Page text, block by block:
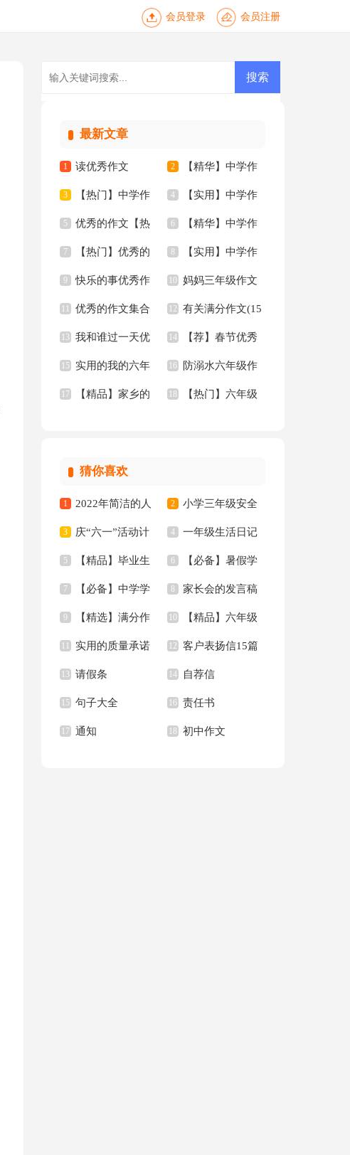
会员登录 会员注册
最新文章
1 读优秀作文 2 【精华】中学作
文四篇
3 【热门】中学作
文锦集六篇
4 【实用】中学作
文3篇
5 优秀的作文【热
门】
6 【精华】中学作
文5篇
7 【热门】优秀的
作文
8 【实用】中学作
文300字五篇
9 快乐的事优秀作
文
10 妈妈三年级作文
300字汇总九篇
11 优秀的作文集合
15篇
12 有关满分作文(15
篇)
13 我和谁过一天优
秀作文
14 【荐】春节优秀
作文
15 实用的我的六年
级小学作文10篇
16 防溺水六年级作
文
17 【精品】家乡的 18 【热门】六年级
猜你喜欢
1 2022年简洁的人
生哲理格言集合88条
2 小学三年级安全
工作总结
3 庆“六一”活动计
划
4 一年级生活日记
5 【精品】毕业生
专业求职信汇编10篇
6 【必备】暑假学
习计划范文合集五篇
7 【必备】中学学
生检讨书4篇
8 家长会的发言稿
9 【精选】满分作
文400字九篇
10 【精品】六年级
新学期作文合集九篇
11 实用的质量承诺
书模板汇总六篇
12 客户表扬信15篇
13 请假条 14 自荐信
15 句子大全 16 责任书
17 通知 18 初中作文